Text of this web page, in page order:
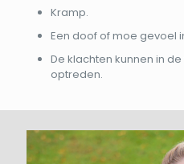
Kramp.
Een doof of moe gevoel
De klachten kunnen in
optreden.